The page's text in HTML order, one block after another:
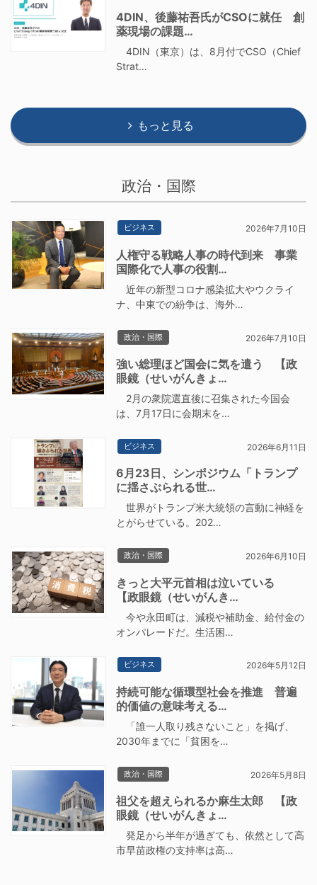
4DIN、後藤祐吾氏がCSOに就任 創
薬現場の課題…
4DIN（東京）は、8月付でCSO（Chief
Strat…
もっと見る
政治・国際
ビジネス 2026年7月10日
人権守る戦略人事の時代到来 事業
国際化で人事の役割…
近年の新型コロナ感染拡大やウクライ
ナ、中東での紛争は、海外…
政治・国際 2026年7月10日
強い総理ほど国会に気を遣う 【政
眼鏡（せいがんきょ…
2月の衆院選直後に召集された今国会
は、7月17日に会期末を…
ビジネス 2026年6月11日
6月23日、シンポジウム「トランプ
に揺さぶられる世…
世界がトランプ米大統領の言動に神経を
とがらせている。202…
政治・国際 2026年6月10日
きっと大平元首相は泣いている
【政眼鏡（せいがんき…
今や永田町は、減税や補助金、給付金の
オンパレードだ。生活困…
ビジネス 2026年5月12日
持続可能な循環型社会を推進 普遍
的価値の意味考える…
「誰一人取り残さないこと」を掲げ、
2030年までに「貧困を…
政治・国際 2026年5月8日
祖父を超えられるか麻生太郎 【政
眼鏡（せいがんきょ…
発足から半年が過ぎても、依然として高
市早苗政権の支持率は高…